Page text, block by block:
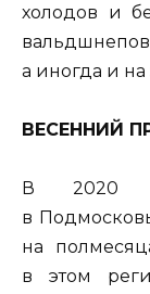
холодов и
а иногда и
ВЕСЕННИЙ
В 2020
в
на
в этом